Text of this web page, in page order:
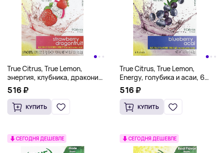
True Citrus, True Lemon,
энергия, клубника, драконий
фрукт, 6 пакетиков по 2,7 г
(0,095 унции)
516 ₽
КУПИТЬ
True Citrus, True Lemon,
Energy, голубика и асаи, 6
пакетиков по 2,7 г (0,095
унции)
516 ₽
КУПИТЬ
СЕГОДНЯ ДЕШЕВЛЕ СЕГОДНЯ ДЕШЕВЛЕ